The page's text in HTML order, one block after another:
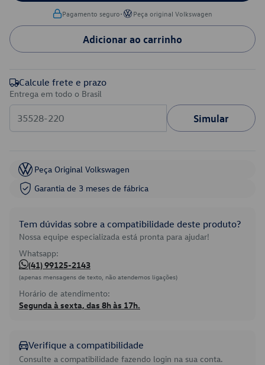
Pagamento seguro• Peça original Volkswagen
Adicionar ao carrinho
Calcule frete e prazo
Entrega em todo o Brasil
Simular
Peça Original Volkswagen
Garantia de 3 meses de fábrica
Tem dúvidas sobre a compatibilidade deste produto?
Nossa equipe especializada está pronta para ajudar!
Whatsapp:
(41) 99125-2143
(apenas mensagens de texto, não atendemos ligações)
Horário de atendimento:
Segunda à sexta, das 8h às 17h.
Verifique a compatibilidade
Consulte a compatibilidade fazendo login na sua conta.